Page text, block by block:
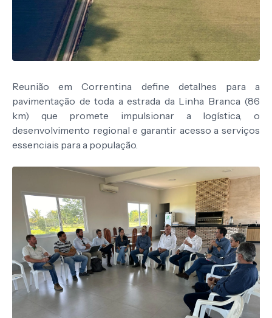
Reunião em Correntina define detalhes para a
pavimentação de toda a estrada da Linha Branca (86
km) que promete impulsionar a logística, o
desenvolvimento regional e garantir acesso a serviços
essenciais para a população.